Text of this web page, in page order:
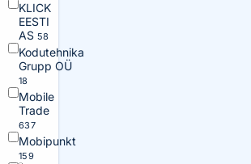
KLICK
EESTI
AS 58
Kodutehnika
Grupp OÜ
18
Mobile
Trade
637
Mobipunkt
159